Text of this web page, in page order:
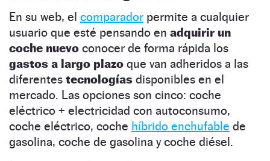
En su web, el comparador permite a cualquier
usuario que esté pensando en adquirir un
coche nuevo conocer de forma rápida los
gastos a largo plazo que van adheridos a las
diferentes tecnologías disponibles en el
mercado. Las opciones son cinco: coche
eléctrico + electricidad con autoconsumo,
coche eléctrico, coche híbrido enchufable de
gasolina, coche de gasolina y coche diésel.